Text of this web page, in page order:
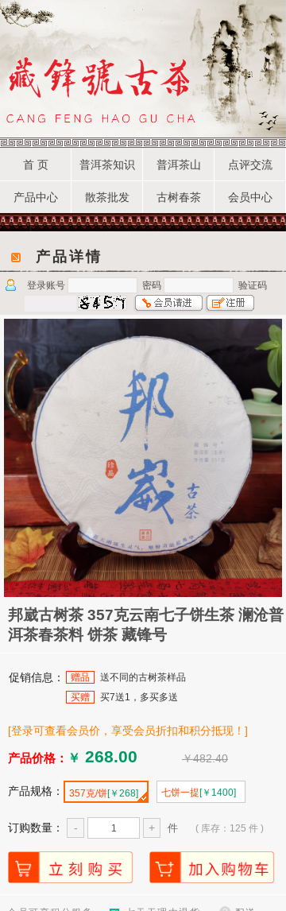
首 页 普洱茶知识 普洱茶山 点评交流
产品中心 散茶批发 古树春茶 会员中心
产品详情
邦崴古树茶 357克云南七子饼生茶 澜沧普
洱茶春茶料 饼茶 藏锋号
促销信息： 赠品
送不同的古树茶样品
买赠
买7送1，多买多送
[登录可查看会员价，享受会员折扣和积分抵现！]
产品价格： ￥ ￥482.40
产品规格： 357克/饼[￥268] 七饼一提[￥1400]
订购数量： - + 件 ( 库存：125 件 )
登录账号 密码 验证码